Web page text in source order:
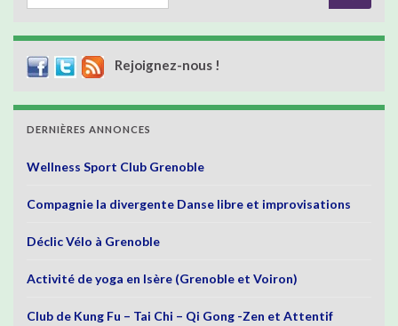
Rejoignez-nous !
DERNIÈRES ANNONCES
Wellness Sport Club Grenoble
Compagnie la divergente Danse libre et improvisations
Déclic Vélo à Grenoble
Activité de yoga en Isère (Grenoble et Voiron)
Club de Kung Fu – Tai Chi – Qi Gong -Zen et Attentif